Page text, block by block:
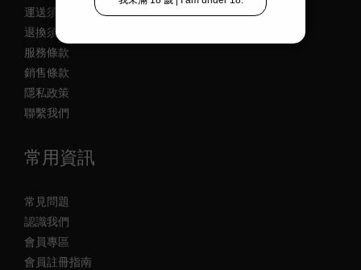
運送須知
退換須知
服務條款
銷售條款
隱私政策
聯繫我們
常用資訊
常見問題
認識我們
會員專區
會員註冊指南